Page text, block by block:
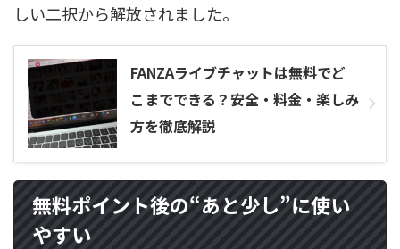
しい二択から解放されました。
FANZAライブチャットは無料でど
こまでできる？安全・料金・楽しみ
方を徹底解説
無料ポイント後の“あと少し”に使い
やすい